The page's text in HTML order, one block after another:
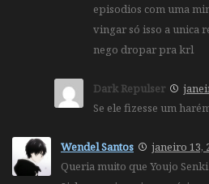
episodios com uma
vingar só isso a unica
nego dropar pra krl
Dark Repulser
Se ele fizesse um
Wendel Santos
janeiro 13,
Queria muito que Youjo